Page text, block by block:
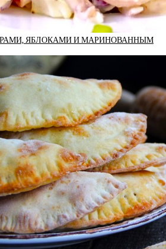
ЯБЛОКАМИ И МАРИНОВАННЫМ